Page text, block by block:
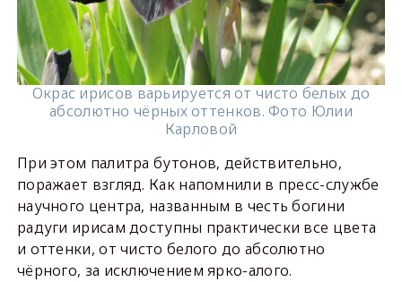
Окрас ирисов варьируется от чисто белых до
абсолютно чёрных оттенков. Фото Юлии
Карловой
При этом палитра бутонов, действительно,
поражает взгляд. Как напомнили в пресс-службе
научного центра, названным в честь богини
радуги ирисам доступны практически все цвета
и оттенки, от чисто белого до абсолютно
чёрного, за исключением ярко-алого.